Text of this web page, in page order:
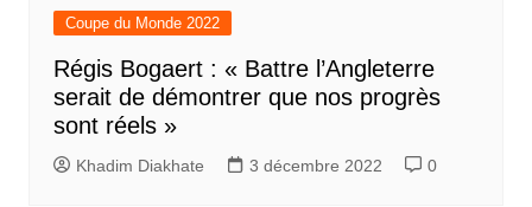
Coupe du Monde 2022
Régis Bogaert : « Battre l’Angleterre
serait de démontrer que nos progrès
sont réels »
Khadim Diakhate 3 décembre 2022 0